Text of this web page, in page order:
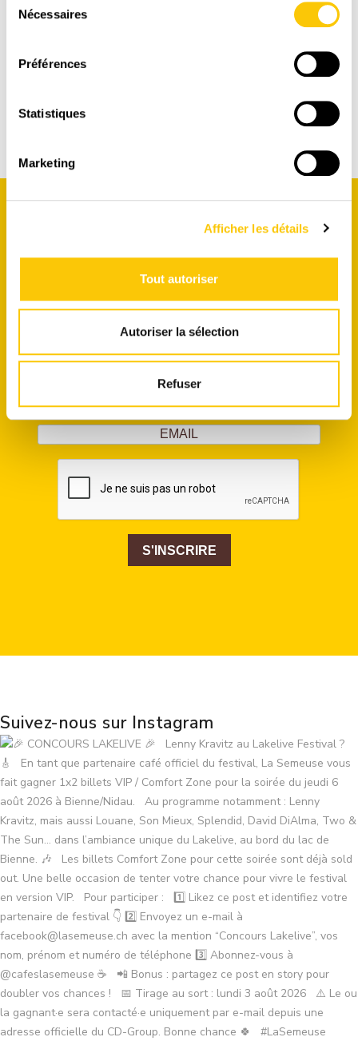
Nécessaires
Préférences
Statistiques
Marketing
Afficher les détails
Tout autoriser
Autoriser la sélection
Refuser
s'assurer que les grains répondent à nos standards
NEWSLETTER
Inscrivez-vous à notre newsletter pour recevoir nos offres
exceptionnelles et pour participer à nos concours !
S'INSCRIRE
Suivez-nous sur Instagram